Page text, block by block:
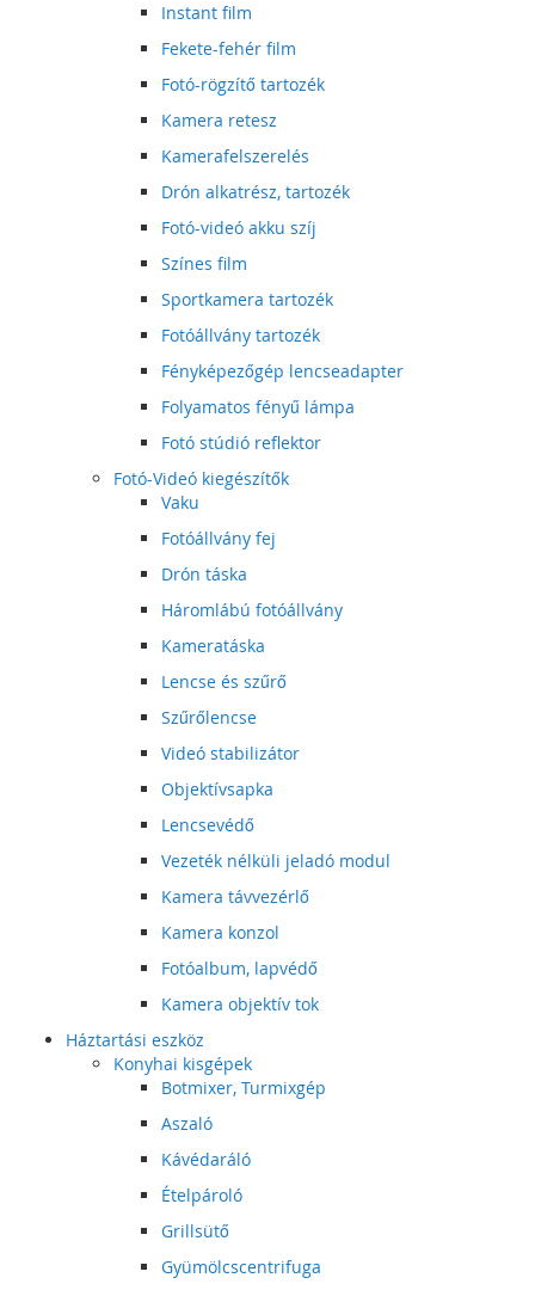
Instant film
Fekete-fehér film
Fotó-rögzítő tartozék
Kamera retesz
Kamerafelszerelés
Drón alkatrész, tartozék
Fotó-videó akku szíj
Színes film
Sportkamera tartozék
Fotóállvány tartozék
Fényképezőgép lencseadapter
Folyamatos fényű lámpa
Fotó stúdió reflektor
Fotó-Videó kiegészítők
Vaku
Fotóállvány fej
Drón táska
Háromlábú fotóállvány
Kameratáska
Lencse és szűrő
Szűrőlencse
Videó stabilizátor
Objektívsapka
Lencsevédő
Vezeték nélküli jeladó modul
Kamera távvezérlő
Kamera konzol
Fotóalbum, lapvédő
Kamera objektív tok
Háztartási eszköz
Konyhai kisgépek
Botmixer, Turmixgép
Aszaló
Kávédaráló
Ételpároló
Grillsütő
Gyümölcscentrifuga